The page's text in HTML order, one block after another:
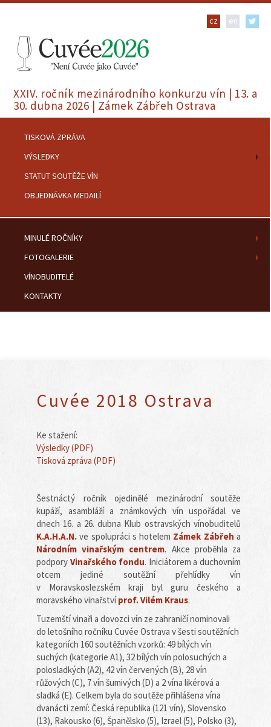
XXIV. ročník mezinárodního konkurzu vín | 13. a
30. dubna 2026 | Zámek Zábřeh Ostrava
cz en
TISKOVÁ ZPRÁVA
VÝSLEDKY
STATUT SOUTĚŽE VÍN
OBJEDNÁVKA MEDAILÍ
MINULÉ ROČNÍKY
FOTOGALERIE
VÍNOBUDITELÉ
KONTAKTY
Cuvée 2018 Ostrava
Ke stažení:
Výsledky (PDF)
Tisková zpráva (PDF)
Šestnáctý ročník ojedinělé mezinárodní soutěže
kupáží, asambláží a známkových vín uspořádal ve
dnech 16. a 26. dubna Klub ostravských vínobuditelů
K.A.H.A.N. ve spolupráci s hotelem Zámek Zábřeha
Národním vinařským centrem. Akce proběhla za
podpory Vinařského fondu. Iniciátorem a duchovním
otcem jediné soutěžní přehlídky vín
v Moravskoslezském kraji byl guru českého a
moravského vinařstvíprof. Vilém Kraus.
Tuzemští vinaři a dovozci vín ze zahraničí nominovali
do letošního ročníku Cuvée Ostrava v šesti soutěžních
kategoriích 160 soutěžních vzorků: 49 bílých vín
suchých (kategorie A1), 32 bílých vín polosuchých a
polosladkých (A2), 42 vín červených (B), 28 vín
růžových (C), 7 vín šumivých (D) a 2 vína likérová a
sladká (E). Celkem byla do soutěže přihlášena vína
dvanácti zemí: Česká republika (121 vín), Slovensko
(13), Rakousko (6), Španělsko (5), Izrael (5), Polsko (3),